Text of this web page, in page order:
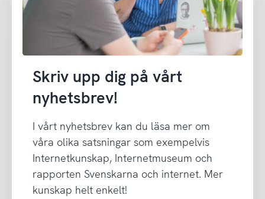
Skriv upp dig på vårt
nyhetsbrev!
I vårt nyhetsbrev kan du läsa mer om
våra olika satsningar som exempelvis
Internetkunskap, Internetmuseum och
rapporten Svenskarna och internet. Mer
kunskap helt enkelt!